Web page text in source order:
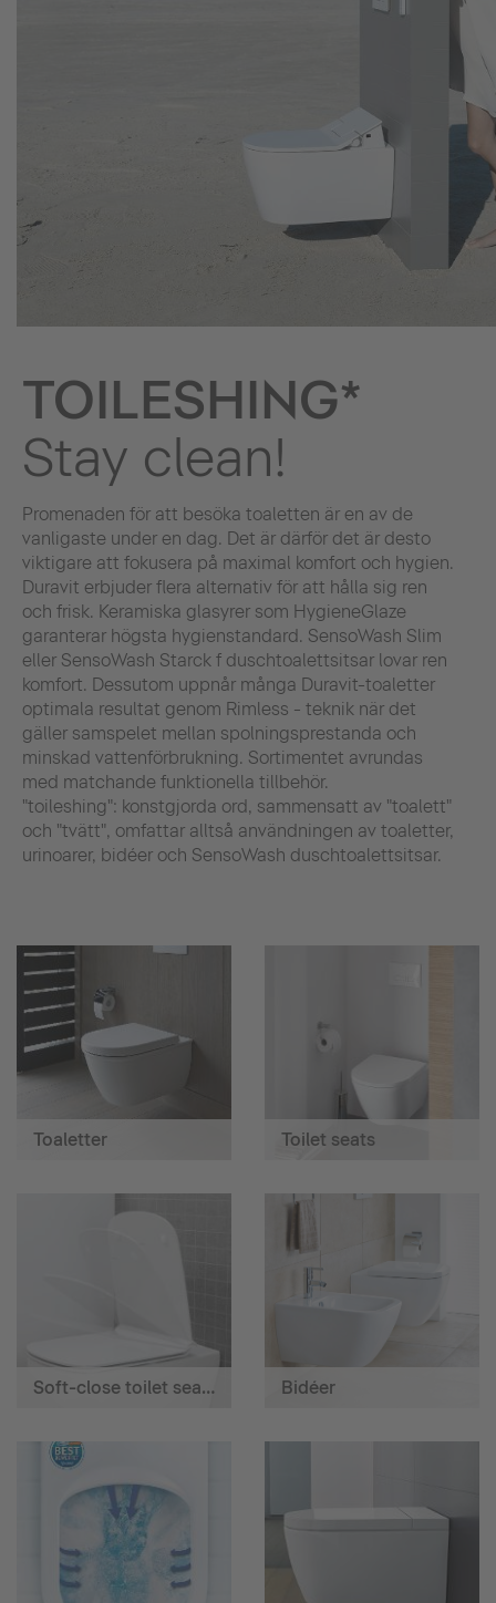
TOILESHING*
Stay clean!
Promenaden för att besöka toaletten är en av de
vanligaste under en dag. Det är därför det är desto
viktigare att fokusera på maximal komfort och hygien.
Duravit erbjuder flera alternativ för att hålla sig ren
och frisk. Keramiska glasyrer som HygieneGlaze
garanterar högsta hygienstandard. SensoWash Slim
eller SensoWash Starck f duschtoalettsitsar lovar ren
komfort. Dessutom uppnår många Duravit-toaletter
optimala resultat genom Rimless - teknik när det
gäller samspelet mellan spolningsprestanda och
minskad vattenförbrukning. Sortimentet avrundas
med matchande funktionella tillbehör.
"toileshing": konstgjorda ord, sammensatt av "toalett"
och "tvätt", omfattar alltså användningen av toaletter,
urinoarer, bidéer och SensoWash duschtoalettsitsar.
Toaletter Toilet seats
Soft-close toilet seats Bidéer